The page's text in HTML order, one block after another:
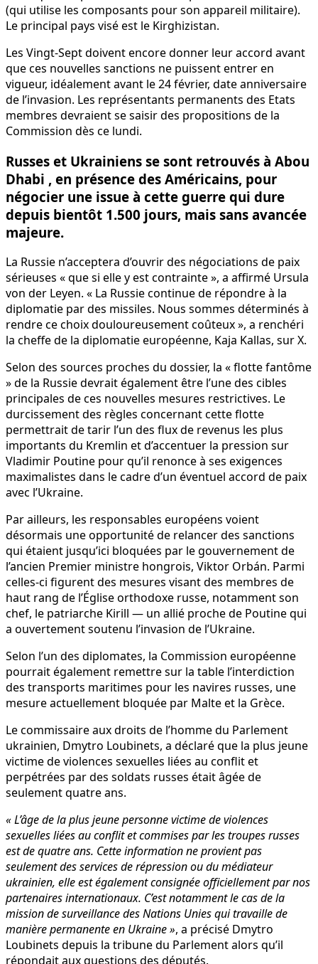
(qui utilise les composants pour son appareil militaire).
Le principal pays visé est le Kirghizistan.
Les Vingt-Sept doivent encore donner leur accord avant
que ces nouvelles sanctions ne puissent entrer en
vigueur, idéalement avant le 24 février, date anniversaire
de l’invasion. Les représentants permanents des Etats
membres devraient se saisir des propositions de la
Commission dès ce lundi.
Russes et Ukrainiens se sont retrouvés à Abou
Dhabi , en présence des Américains, pour
négocier une issue à cette guerre qui dure
depuis bientôt 1.500 jours, mais sans avancée
majeure.
La Russie n’acceptera d’ouvrir des négociations de paix
sérieuses « que si elle y est contrainte », a affirmé Ursula
von der Leyen. « La Russie continue de répondre à la
diplomatie par des missiles. Nous sommes déterminés à
rendre ce choix douloureusement coûteux », a renchéri
la cheffe de la diplomatie européenne, Kaja Kallas, sur X.
Selon des sources proches du dossier, la « flotte fantôme
» de la Russie devrait également être l’une des cibles
principales de ces nouvelles mesures restrictives. Le
durcissement des règles concernant cette flotte
permettrait de tarir l’un des flux de revenus les plus
importants du Kremlin et d’accentuer la pression sur
Vladimir Poutine pour qu’il renonce à ses exigences
maximalistes dans le cadre d’un éventuel accord de paix
avec l’Ukraine.
Par ailleurs, les responsables européens voient
désormais une opportunité de relancer des sanctions
qui étaient jusqu’ici bloquées par le gouvernement de
l’ancien Premier ministre hongrois, Viktor Orbán. Parmi
celles-ci figurent des mesures visant des membres de
haut rang de l’Église orthodoxe russe, notamment son
chef, le patriarche Kirill — un allié proche de Poutine qui
a ouvertement soutenu l’invasion de l’Ukraine.
Selon l’un des diplomates, la Commission européenne
pourrait également remettre sur la table l’interdiction
des transports maritimes pour les navires russes, une
mesure actuellement bloquée par Malte et la Grèce.
Le commissaire aux droits de l’homme du Parlement
ukrainien, Dmytro Loubinets, a déclaré que la plus jeune
victime de violences sexuelles liées au conflit et
perpétrées par des soldats russes était âgée de
seulement quatre ans.
« L’âge de la plus jeune personne victime de violences
sexuelles liées au conflit et commises par les troupes russes
est de quatre ans. Cette information ne provient pas
seulement des services de répression ou du médiateur
ukrainien, elle est également consignée officiellement par nos
partenaires internationaux. C’est notamment le cas de la
mission de surveillance des Nations Unies qui travaille de
manière permanente en Ukraine », a précisé Dmytro
Loubinets depuis la tribune du Parlement alors qu’il
répondait aux questions des députés.